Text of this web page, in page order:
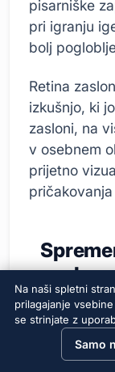
View
pisarniške
pri igranju
bolj
Retina
izkušnjo, ki
zasloni, na
v osebnem
prijetno
Na naši spletni
prilagajanje
se strinjate z
Samo